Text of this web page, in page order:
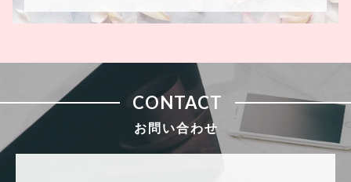
CONTACT
お問い合わせ